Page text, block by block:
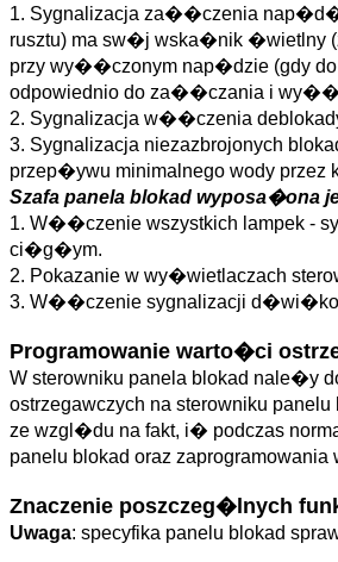
1. Sygnalizacja za��czenia
rusztu) ma sw�j wska�nik �wietlny
przy wy��czonym nap�dzie (gdy
odpowiednio do za��czania i
2. Sygnalizacja w��czenia
3. Sygnalizacja niezazbrojonych
przep�ywu minimalnego wody
Szafa panela blokad wyposa�ona
1. W��czenie wszystkich lampek -
ci�g�ym.
2. Pokazanie w wy�wietlaczach
3. W��czenie sygnalizacji
Programowanie warto�ci
W sterowniku panela blokad nale�y
ostrzegawczych na sterowniku
ze wzgl�du na fakt, i� podczas
panelu blokad oraz
Znaczenie poszczeg�lnych
Uwaga: specyfika panelu blokad